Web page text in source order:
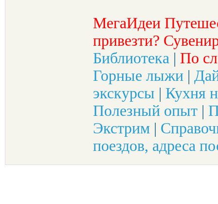
МегаИдеи
привезти?
Библиотека | По
Горные лыжи |
экскурсы | Кухня
Полезный опыт |
Экстрим |
поездов, адреса